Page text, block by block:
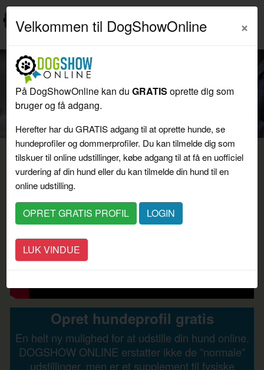
Velkommen til DogShowOnline
På DogShowOnline kan du GRATIS oprette dig som
bruger og få adgang.
Herefter har du GRATIS adgang til at oprette hunde, se
hundeprofiler og dommerprofiler. Du kan tilmelde dig som
tilskuer til online udstillinger, købe adgang til at få en uofficiel
vurdering af din hund eller du kan tilmelde din hund til en
online udstilling.
OPRET GRATIS PROFIL LOGIN
UDSTILLINGER - SE KALENDER
Previous
Opret hundeprofil gratis
En helt ny mulighed for at udstille din hund online.
DOGSHOW ONLINE erstatter ikke de ”normale”
udstillinger, men er et supplement til fysiske